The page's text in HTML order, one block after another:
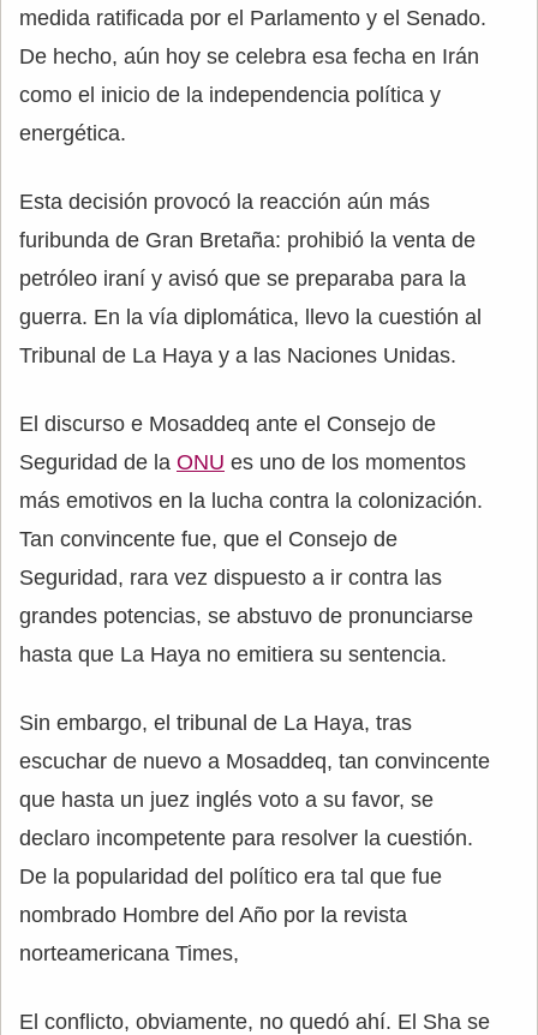
medida ratificada por el Parlamento y el Senado.
De hecho, aún hoy se celebra esa fecha en Irán
como el inicio de la independencia política y
energética.
Esta decisión provocó la reacción aún más
furibunda de Gran Bretaña: prohibió la venta de
petróleo iraní y avisó que se preparaba para la
guerra. En la vía diplomática, llevo la cuestión al
Tribunal de La Haya y a las Naciones Unidas.
El discurso e Mosaddeq ante el Consejo de
Seguridad de la ONU es uno de los momentos
más emotivos en la lucha contra la colonización.
Tan convincente fue, que el Consejo de
Seguridad, rara vez dispuesto a ir contra las
grandes potencias, se abstuvo de pronunciarse
hasta que La Haya no emitiera su sentencia.
Sin embargo, el tribunal de La Haya, tras
escuchar de nuevo a Mosaddeq, tan convincente
que hasta un juez inglés voto a su favor, se
declaro incompetente para resolver la cuestión.
De la popularidad del político era tal que fue
nombrado Hombre del Año por la revista
norteamericana Times,
El conflicto, obviamente, no quedó ahí. El Sha se